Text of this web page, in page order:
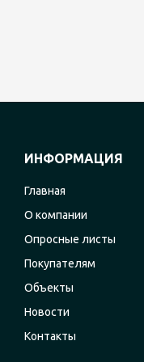
ИНФОРМАЦИЯ
Главная
О компании
Опросные листы
Покупателям
Объекты
Новости
Контакты